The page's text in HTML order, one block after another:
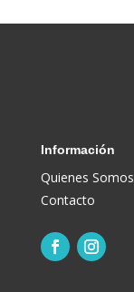
Información
Quienes Somos
Contacto